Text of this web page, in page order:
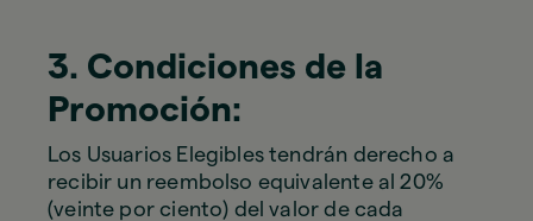
3. Condiciones de la
Promoción:
Los Usuarios Elegibles tendrán derecho a
recibir un reembolso equivalente al 20%
(veinte por ciento) del valor de cada